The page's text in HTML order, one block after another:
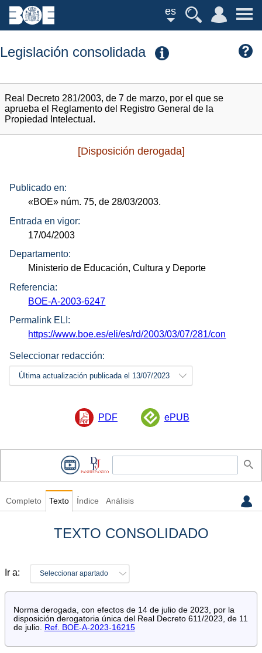
es
Legislación consolidada
Real Decreto 281/2003, de 7 de marzo, por el que se
aprueba el Reglamento del Registro General de la
Propiedad Intelectual.
[Disposición derogada]
Publicado en:
«BOE» núm. 75, de 28/03/2003.
Entrada en vigor:
17/04/2003
Departamento:
Ministerio de Educación, Cultura y Deporte
Referencia:
BOE-A-2003-6247
Permalink ELI:
https://www.boe.es/eli/es/rd/2003/03/07/281/con
Seleccionar redacción:
Última actualización publicada el 13/07/2023
PDF ePUB
Completo Texto Índice Análisis
TEXTO CONSOLIDADO
Ir a: Seleccionar apartado
Norma derogada, con efectos de 14 de julio de 2023, por la
disposición derogatoria única del Real Decreto 611/2023, de 11
de julio. Ref. BOE-A-2023-16215